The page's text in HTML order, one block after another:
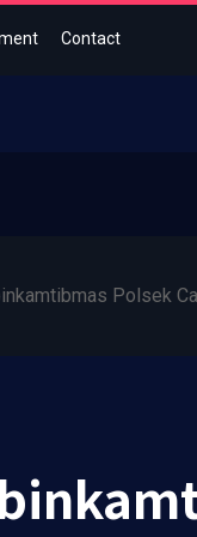
Contact
Polsek